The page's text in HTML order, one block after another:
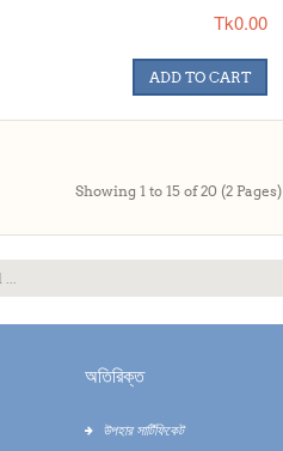
Tk0.00
ADD TO CART
Showing 1 to 15 of 20 (2 Pages)
অতিরিক্ত
উপহার সার্টিফিকেট